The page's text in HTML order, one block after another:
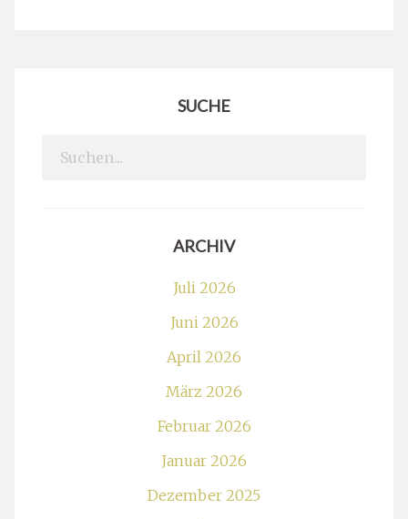
SUCHE
Search
ARCHIV
Juli 2026
Juni 2026
April 2026
März 2026
Februar 2026
Januar 2026
Dezember 2025